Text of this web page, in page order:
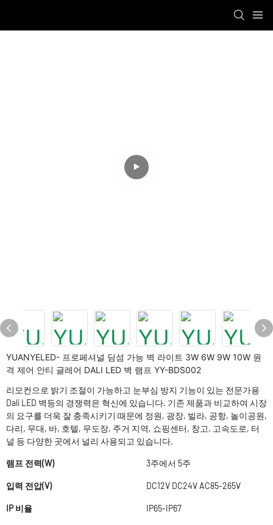
YUANYELED- 프로페셔널 딤섬 가능 벽 라이트 3W 6W 9W 10W 원
격 제어 안티 글레어 DALI LED 벽 램프 YY-BDS002
리모컨으로 밝기 조절이 가능하고 눈부심 방지 기능이 있는 전문가용
Dali LED 벽등의 경쟁력은 혁신에 있습니다. 기존 제품과 비교하여 시장
의 요구를 더욱 잘 충족시키기 때문에 정원, 광장, 빌라, 공항, 놀이공원,
다리, 무대, 바, 호텔, 무도장, 주거 지역, 쇼핑센터, 창고, 고속도로, 터
널 등 다양한 곳에서 널리 사용되고 있습니다.
램프 전력(W) 3주에서 5주
입력 전압(V) DC12V DC24V AC85-265V
IP 비율 IP65-IP67